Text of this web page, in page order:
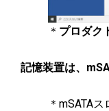
＊ プロダク
記憶装置は、
＊mSATA